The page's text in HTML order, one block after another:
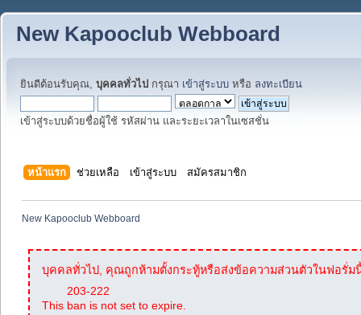
New Kapooclub Webboard
ยินดีต้อนรับคุณ, บุคคลทั่วไป กรุณา เข้าสู่ระบบ หรือ ลงทะเบียน
เข้าสู่ระบบด้วยชื่อผู้ใช้ รหัสผ่าน และระยะเวลาในเซสชั่น
หน้าแรก ช่วยเหลือ เข้าสู่ระบบ สมัครสมาชิก
New Kapooclub Webboard
บุคคลทั่วไป, คุณถูกห้ามตั้งกระทู้หรือส่งข้อความส่วนตัวในฟอรั่ม
203-222
This ban is not set to expire.